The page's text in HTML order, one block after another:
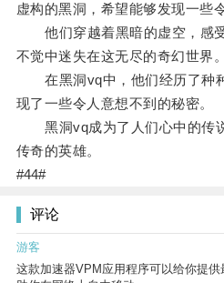
虚构的黑洞，希望能够发现一些
他们穿越着黑暗的虚空，感
不觉中迷失在这无尽的奇幻世界。
在黑洞vq中，他们经历了种
现了一些令人意想不到的秘密。
黑洞vq成为了人们心中的传
传奇的英雄。
#44#
评论
游客
这款加速器VPM应用程序可以给你提